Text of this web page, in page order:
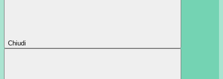
Chiudi